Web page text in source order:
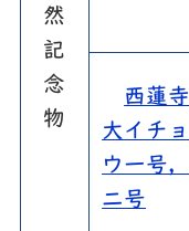
然
記
念
物
西蓮寺
大イチョ
ウ一号，
二号